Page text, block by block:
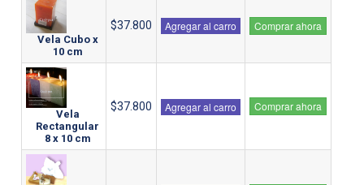
Vela Cubo x
10 cm
$37.800 Agregar al carro Comprar ahora
Vela
Rectangular
8 x 10 cm
$37.800 Agregar al carro Comprar ahora